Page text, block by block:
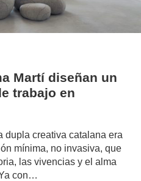
Martí diseñan un
trabajo en
dupla creativa catalana era
mínima, no invasiva, que
las vivencias y el alma
con…